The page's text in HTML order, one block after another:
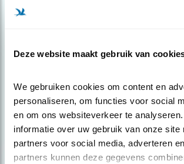
Deze website maakt gebruik van
We gebruiken cookies om content en
personaliseren, om functies voor social
en om ons websiteverkeer te
informatie over uw gebruik van onze site
partners voor social media, adverteren
partners kunnen deze gegevens
Meld je aan en ontvang nieuws,
over vogels en activiteiten van